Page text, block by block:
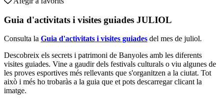
Guia d'activitats i visites guiades JULIOL
Consulta la Guia d'activitats i visites guiades del mes de juliol.
Descobreix els secrets i patrimoni de Banyoles amb les diferents
visites guiades. Vine a gaudir dels festivals culturals o viu algunes de
les proves esportives més rellevants que s'organitzen a la ciutat. Tot
això i més ho trobaràs a la guia que et pots descarregar clicant la
imatge.